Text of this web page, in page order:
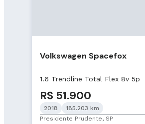
Volkswagen Spacefox
1.6 Trendline Total Flex 8v 5p
R$ 51.900
2018
185.203 km
Presidente Prudente, SP